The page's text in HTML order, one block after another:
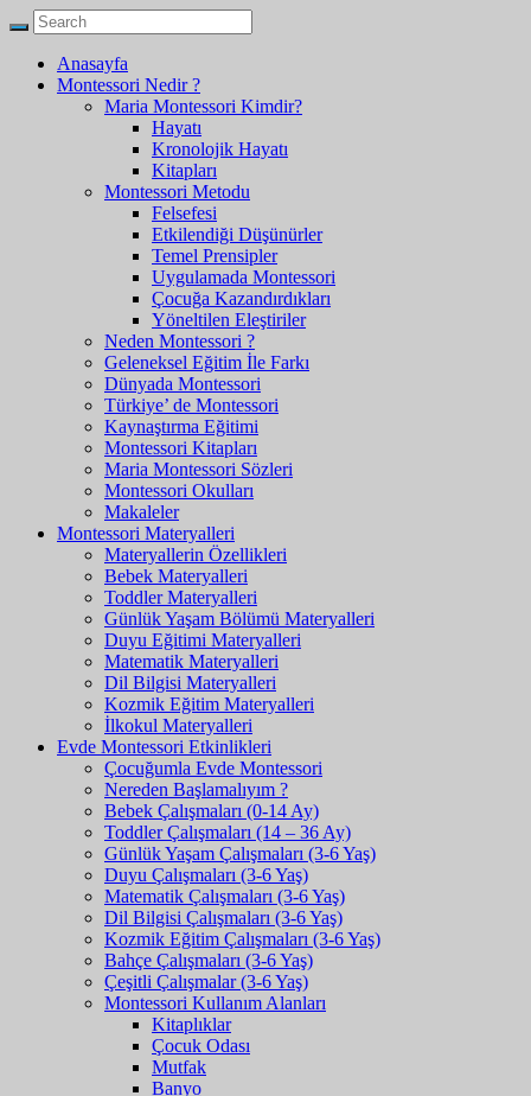
Anasayfa
Montessori Nedir ?
Maria Montessori Kimdir?
Hayatı
Kronolojik Hayatı
Kitapları
Montessori Metodu
Felsefesi
Etkilendiği Düşünürler
Temel Prensipler
Uygulamada Montessori
Çocuğa Kazandırdıkları
Yöneltilen Eleştiriler
Neden Montessori ?
Geleneksel Eğitim İle Farkı
Dünyada Montessori
Türkiye’ de Montessori
Kaynaştırma Eğitimi
Montessori Kitapları
Maria Montessori Sözleri
Montessori Okulları
Makaleler
Montessori Materyalleri
Materyallerin Özellikleri
Bebek Materyalleri
Toddler Materyalleri
Günlük Yaşam Bölümü Materyalleri
Duyu Eğitimi Materyalleri
Matematik Materyalleri
Dil Bilgisi Materyalleri
Kozmik Eğitim Materyalleri
İlkokul Materyalleri
Evde Montessori Etkinlikleri
Çocuğumla Evde Montessori
Nereden Başlamalıyım ?
Bebek Çalışmaları (0-14 Ay)
Toddler Çalışmaları (14 – 36 Ay)
Günlük Yaşam Çalışmaları (3-6 Yaş)
Duyu Çalışmaları (3-6 Yaş)
Matematik Çalışmaları (3-6 Yaş)
Dil Bilgisi Çalışmaları (3-6 Yaş)
Kozmik Eğitim Çalışmaları (3-6 Yaş)
Bahçe Çalışmaları (3-6 Yaş)
Çeşitli Çalışmalar (3-6 Yaş)
Montessori Kullanım Alanları
Kitaplıklar
Çocuk Odası
Mutfak
Banyo